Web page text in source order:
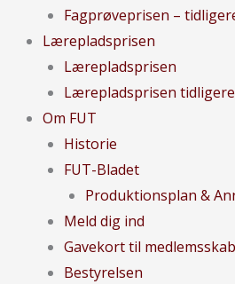
Fagprøveprisen –
Lærepladsprisen
Lærepladsprisen
Lærepladsprisen
Om FUT
Historie
FUT-Bladet
Produktionsplan &
Meld dig ind
Gavekort til medlemsskab
Bestyrelsen